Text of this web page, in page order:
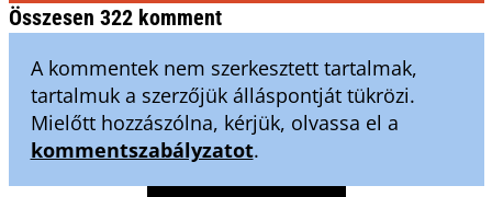
Összesen 322 komment
A kommentek nem szerkesztett tartalmak,
tartalmuk a szerzőjük álláspontját tükrözi.
Mielőtt hozzászólna, kérjük, olvassa el a
kommentszabályzatot.